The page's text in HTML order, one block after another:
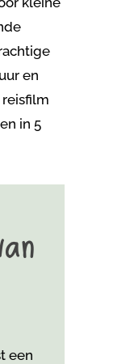
en
in 5
een